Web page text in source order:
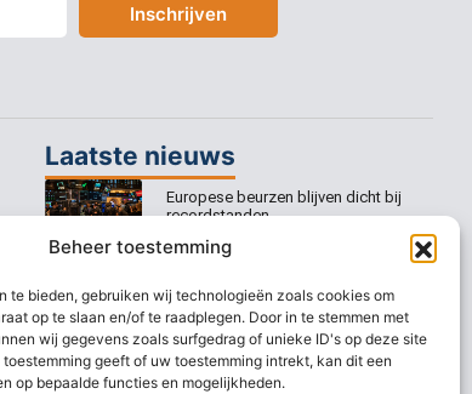
Beheer toestemming
te bieden, gebruiken wij technologieën zoals cookies om
op te slaan en/of te raadplegen. Door in te stemmen met
wij gegevens zoals surfgedrag of unieke ID's op deze site
geeft of uw toestemming intrekt, kan dit een
op bepaalde functies en mogelijkheden.
Inschrijven
Laatste nieuws
Europese beurzen blijven dicht bij
recordstanden
AEX nadert opnieuw zijn hoogste
Europese beurzen stijgen richting
nieuwe records